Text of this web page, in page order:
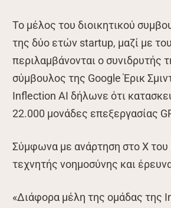
Το μέλος του διοικητικού
της δύο ετών startup, μαζί με
περιλαμβάνονται ο
σύμβουλος της Google Έρικ
Inflection AI δήλωνε ότι
22.000 μονάδες επεξεργασίας
Σύμφωνα με ανάρτηση στο X του
τεχνητής νοημοσύνης και
«Διάφορα μέλη της ομάδας της